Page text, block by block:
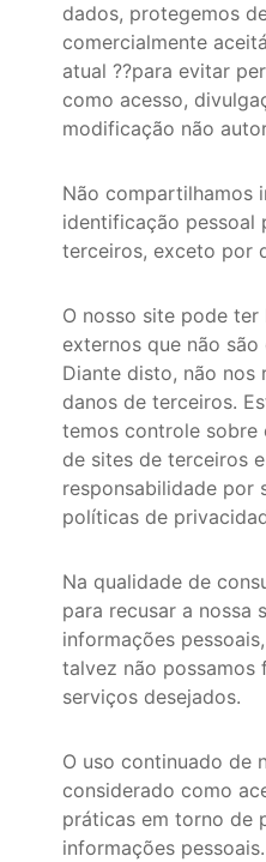
dados, protegemos
comercialmente
atual ??para evitar
como acesso,
modificação não
Não compartilhamos
identificação pessoal
terceiros, exceto por
O nosso site pode ter
externos que não
Diante disto, não nos
danos de terceiros.
temos controle
de sites de terceiros
responsabilidade por
políticas de
Na qualidade de
para recusar a nossa
informações
talvez não possamos
serviços desejados.
O uso continuado de
considerado como
práticas em torno de
informações